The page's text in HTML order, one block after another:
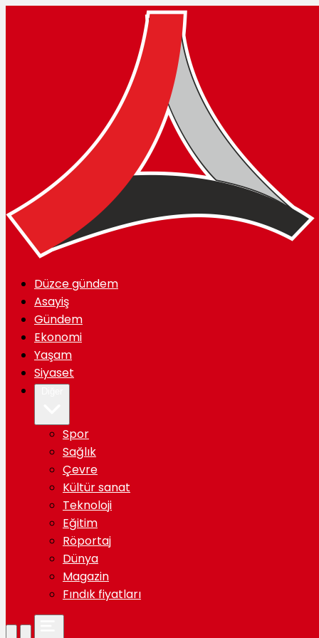
Düzce gündem
Asayiş
Gündem
Ekonomi
Yaşam
Siyaset
Spor
Sağlık
Çevre
Kültür sanat
Teknoloji
Eğitim
Röportaj
Dünya
Magazin
Fındık fiyatları